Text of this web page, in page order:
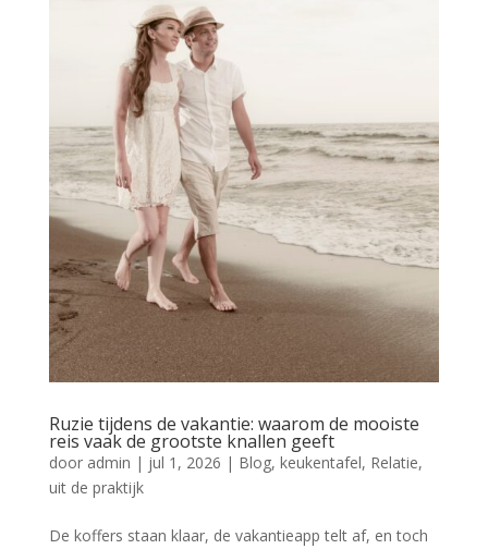
Ruzie tijdens de vakantie: waarom de mooiste
reis vaak de grootste knallen geeft
door admin | jul 1, 2026 | Blog, keukentafel, Relatie,
uit de praktijk
De koffers staan klaar, de vakantieapp telt af, en toch